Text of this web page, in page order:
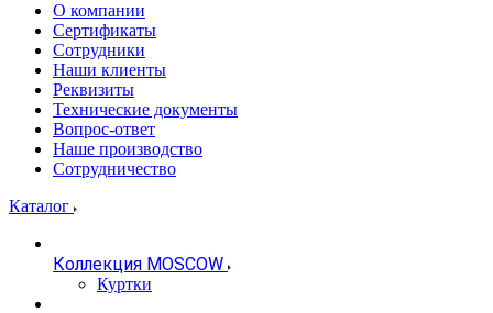
О компании
Сертификаты
Сотрудники
Наши клиенты
Реквизиты
Технические документы
Вопрос-ответ
Наше производство
Сотрудничество
Каталог
Коллекция MOSCOW
Куртки